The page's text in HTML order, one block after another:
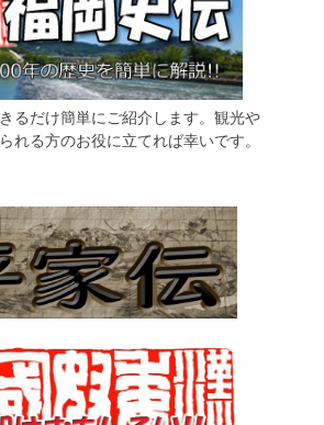
るだけ簡単にご紹介します。観光や
れる方のお役に立てれば幸いです。